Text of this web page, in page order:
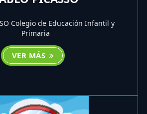
Colegio de Educación Infantil y
Primaria
VER MÁS